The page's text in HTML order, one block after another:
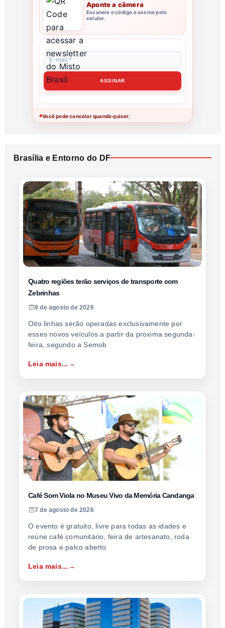
Aponte a câmera
Escaneie o código e assine pelo
celular.
●Você pode cancelar quando quiser.
Brasília e Entorno do DF
Quatro regiões terão serviços de transporte com
Zebrinhas
8 de agosto de 2026
Oito linhas serão operadas exclusivamente por
esses novos veículos a partir da proxima segunda-
feira, segundo a Semob
Leia mais...
Café Som Viola no Museu Vivo da Memória Candanga
7 de agosto de 2026
O evento é gratuito, livre para todas as idades e
reúne café comunitário, feira de artesanato, roda
de prosa e palco aberto
Leia mais...